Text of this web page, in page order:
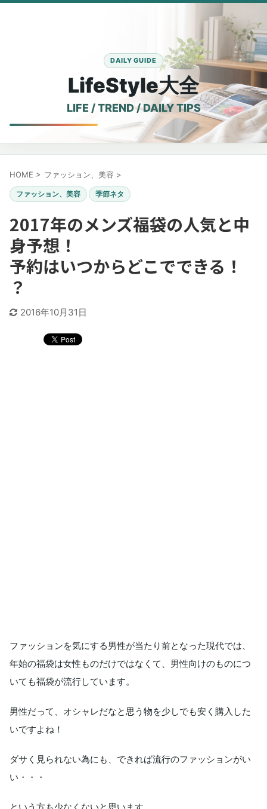
LifeStyle大全
HOME > ファッション、美容 >
ファッション、美容 季節ネタ
2017年のメンズ福袋の人気と中
身予想！
予約はいつからどこでできる！
？
2016年10月31日
ファッションを気にする男性が当たり前となった現代では、
年始の福袋は女性ものだけではなくて、男性向けのものにつ
いても福袋が流行しています。
男性だって、オシャレだなと思う物を少しでも安く購入した
いですよね！
ダサく見られない為にも、できれば流行のファッションがい
い・・・